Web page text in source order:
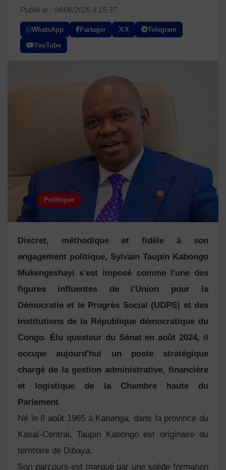
Publié le : 04/06/2026 à 15:37
WhatsApp Partager X Telegram
YouTube
Politique
Discret, méthodique et fidèle à son
engagement politique, Sylvain Taupin Kabongo
Mukengeshayi s'est imposé comme l'une des
figures influentes de l'Union pour la
Démocratie et le Progrès Social (UDPS) et des
institutions de la République démocratique du
Congo. Élu questeur du Sénat en août 2024, il
occupe aujourd'hui un poste stratégique
chargé de la gestion administrative, financière
et logistique de la Chambre haute du
Parlement.
Né le 8 août 1965 à Kananga, dans la province du
Kasaï-Central, Taupin Kabongo est originaire du
territoire de Dibaya.
Son parcours est marqué par une solide formation